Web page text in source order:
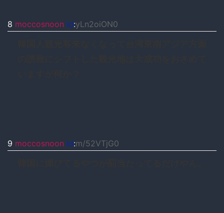
8 moccosnoon id:yLn2oiON0
9 moccosnoon id:m/52VTjG0